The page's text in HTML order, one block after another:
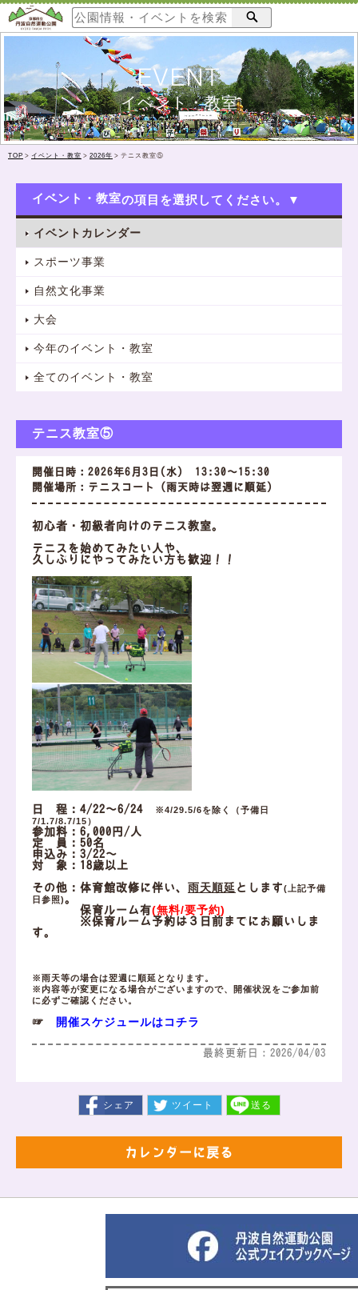
EVENT
イベント・教室
TOP > イベント・教室 > 2026年 > テニス教室⑤
イベント・教室
イベントカレンダー
スポーツ事業
自然文化事業
大会
今年のイベント・教室
全てのイベント・教室
テニス教室⑤
開催日時：2026年6月3日(水) 13:30～15:30
開催場所：テニスコート（雨天時は翌週に順延）
初心者・初級者向けのテニス教室。
テニスを始めてみたい人や、
久しぶりにやってみたい方も歓迎！！
日 程：4/22～6/24
※4/29.5/6を除く（予備日
7/1.7/8.7/15）
参加料：6,000円/人
定 員：50名
申込み：3/22～
対 象：18歳以上
その他：体育館改修に伴い、 雨天順延 とします(上記予備
日参照)。
保育ルーム有(無料/要予約)
※保育ルーム予約は３日前までにお願いしま
す。
※雨天等の場合は翌週に順延となります。
※内容等が変更になる場合がございますので、開催状況をご参加前
に必ずご確認ください。
☞ 開催スケジュールはコチラ
最終更新日：2026/04/03
シェア ツイート 送る
カレンダーに戻る